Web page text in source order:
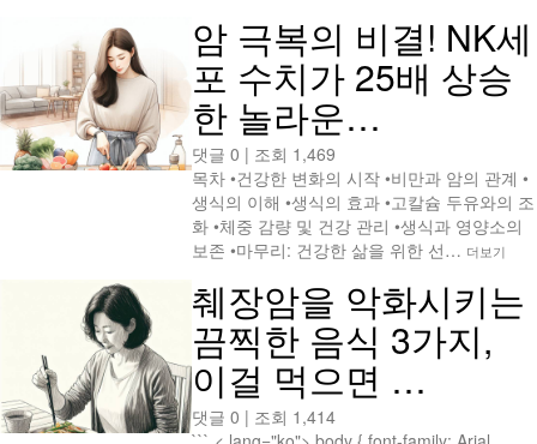
암 극복의 비결! NK세
포 수치가 25배 상승
한 놀라운…
댓글 0 | 조회 1,469
목차 •건강한 변화의 시작 •비만과 암의 관계 •
생식의 이해 •생식의 효과 •고칼슘 두유와의 조
화 •체중 감량 및 건강 관리 •생식과 영양소의
보존 •마무리: 건강한 삶을 위한 선… 더보기
췌장암을 악화시키는
끔찍한 음식 3가지,
이걸 먹으면 …
댓글 0 | 조회 1,414